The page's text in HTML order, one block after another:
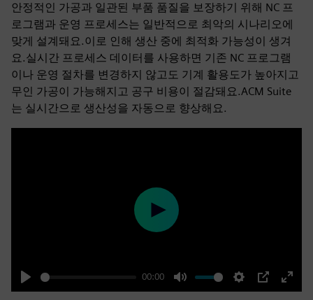
안정적인 가공과 일관된 부품 품질을 보장하기 위해 NC 프
로그램과 운영 프로세스는 일반적으로 최악의 시나리오에
맞게 설계돼요.이로 인해 생산 중에 최적화 가능성이 생겨
요.실시간 프로세스 데이터를 사용하면 기존 NC 프로그램
이나 운영 절차를 변경하지 않고도 기계 활용도가 높아지고
무인 가공이 가능해지고 공구 비용이 절감돼요.ACM Suite
는 실시간으로 생산성을 자동으로 향상해요.
Play
00:00
Mute Settings
PIP
Enter
Play